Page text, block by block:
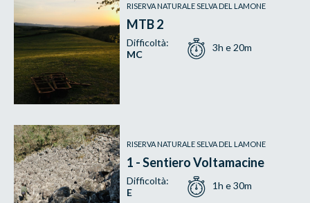
RISERVA NATURALE SELVA DEL LAMONE
MTB 2
Difficoltà:
MC
3h e 20m
RISERVA NATURALE SELVA DEL LAMONE
1 - Sentiero Voltamacine
Difficoltà:
E
1h e 30m